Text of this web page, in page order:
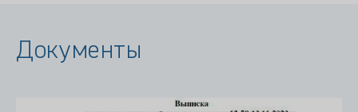
Документы